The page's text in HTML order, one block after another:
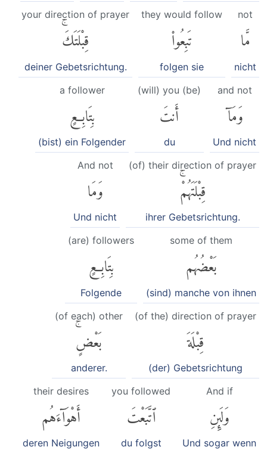
not
مَّا
nicht
they would follow
تَبِعُوا۟
folgen sie
your direction of prayer
قِبْلَتَكَۚ
deiner Gebetsrichtung.
and not
وَمَآ
Und nicht
(will) you (be)
أَنتَ
du
a follower
بِتَابِعٍ
(bist) ein Folgender
(of) their direction of prayer
قِبْلَتَهُمْۚ
ihrer Gebetsrichtung.
And not
وَمَا
Und nicht
some of them
بَعْضُهُم
(sind) manche von ihnen
(are) followers
بِتَابِعٍ
Folgende
(of the) direction of prayer
قِبْلَةَ
(der) Gebetsrichtung
(of each) other
بَعْضٍۚ
anderer.
And if
وَلَئِنِ
Und sogar wenn
you followed
ٱتَّبَعْتَ
du folgst
their desires
أَهْوَآءَهُم
deren Neigungen